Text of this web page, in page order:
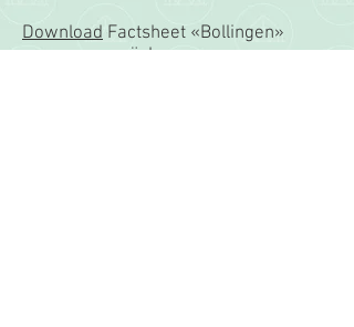
Download Factsheet «Bollingen»
>zurück